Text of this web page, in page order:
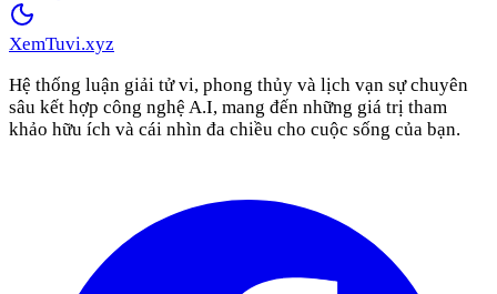
XemTuvi.xyz
Hệ thống luận giải tử vi, phong thủy và lịch vạn sự chuyên
sâu kết hợp công nghệ A.I, mang đến những giá trị tham
khảo hữu ích và cái nhìn đa chiều cho cuộc sống của bạn.